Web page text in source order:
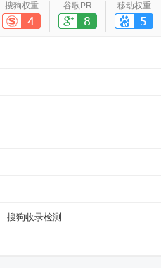
搜狗权重 谷歌PR 移动权重
搜狗收录检测